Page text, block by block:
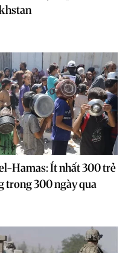
Hamas: Ít nhất 300 trẻ
trong 300 ngày qua